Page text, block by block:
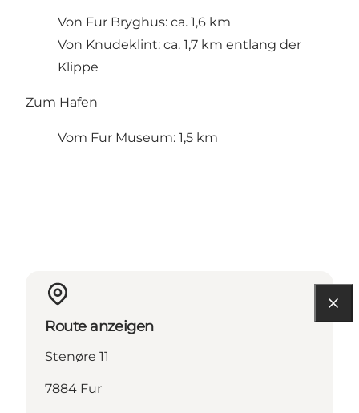
Von Fur Bryghus: ca. 1,6 km
Von Knudeklint: ca. 1,7 km entlang der
Klippe
Zum Hafen
Vom Fur Museum: 1,5 km
Route anzeigen
Stenøre 11
7884 Fur